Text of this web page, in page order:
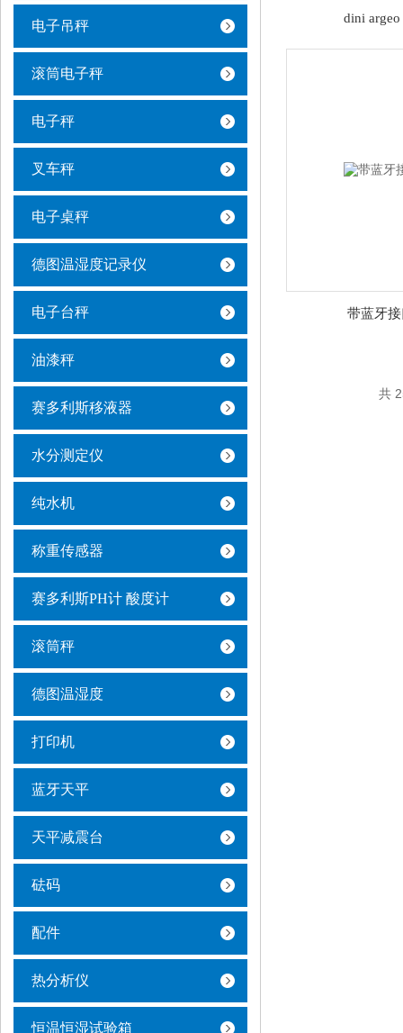
电子吊秤
滚筒电子秤
电子秤
叉车秤
电子桌秤
德图温湿度记录仪
电子台秤
油漆秤
赛多利斯移液器
水分测定仪
纯水机
称重传感器
赛多利斯PH计 酸度计
滚筒秤
德图温湿度
打印机
蓝牙天平
天平减震台
砝码
配件
热分析仪
恒温恒湿试验箱
dini
带蓝牙
共